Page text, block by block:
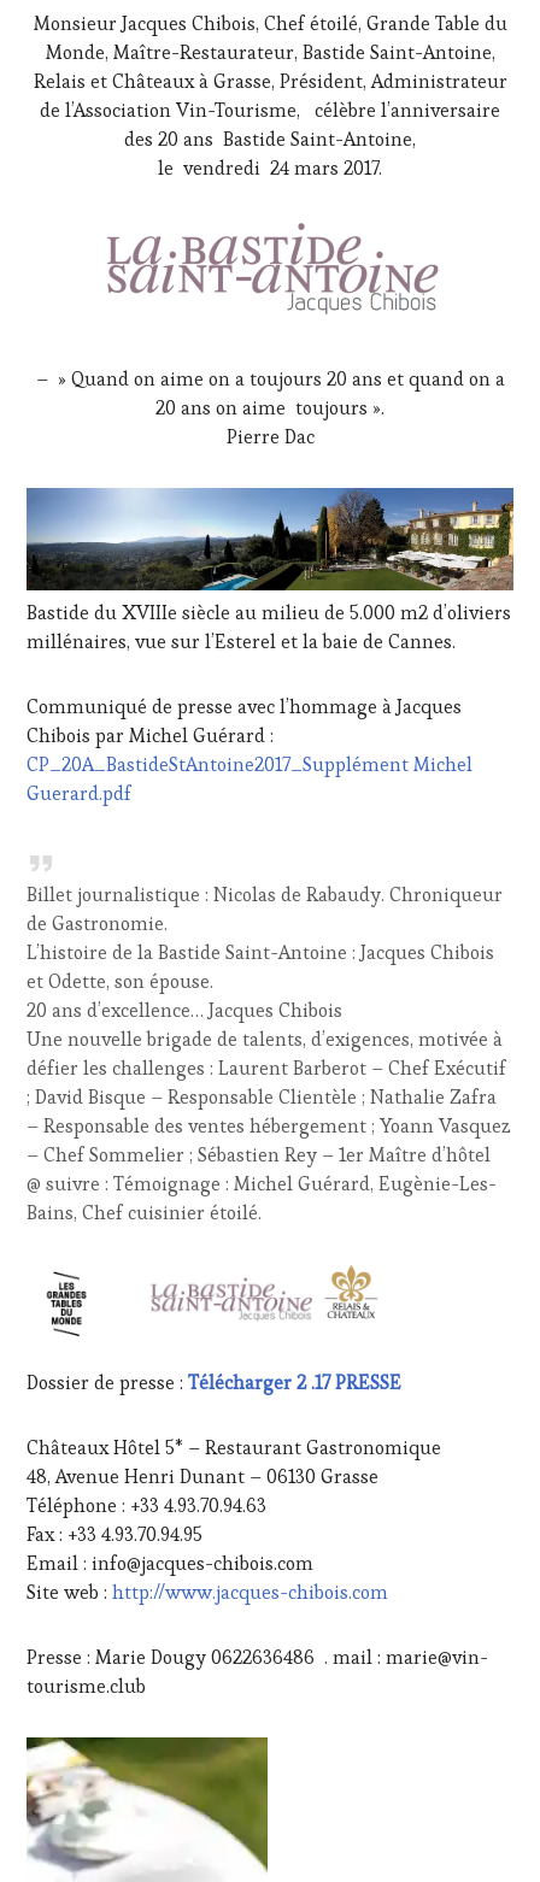
CUISINIER,
ŒNOLOGUE,
SOMMELIER,
SALONS
INTERNATIONAUX,
Monsieur Jacques Chibois, Chef étoilé, Grande Table du
Monde, Maître-Restaurateur, Bastide Saint-Antoine,
Relais et Châteaux à Grasse, Président, Administrateur
de l’Association Vin-Tourisme, célèbre l’anniversaire
des 20 ans Bastide Saint-Antoine,
le vendredi 24 mars 2017.
– » Quand on aime on a toujours 20 ans et quand on a
20 ans on aime toujours ».
Pierre Dac
Bastide du XVIIIe siècle au milieu de 5.000 m2 d’oliviers
millénaires, vue sur l’Esterel et la baie de Cannes.
Communiqué de presse avec l’hommage à Jacques
Chibois par Michel Guérard :
CP_20A_BastideStAntoine2017_Supplément Michel
Guerard.pdf
Billet journalistique : Nicolas de Rabaudy. Chroniqueur
de Gastronomie.
L’histoire de la Bastide Saint-Antoine : Jacques Chibois
et Odette, son épouse.
20 ans d’excellence… Jacques Chibois
Une nouvelle brigade de talents, d’exigences, motivée à
défier les challenges : Laurent Barberot – Chef Exécutif
; David Bisque – Responsable Clientèle ; Nathalie Zafra
– Responsable des ventes hébergement ; Yoann Vasquez
– Chef Sommelier ; Sébastien Rey – 1er Maître d’hôtel
@ suivre : Témoignage : Michel Guérard, Eugènie-Les-
Bains, Chef cuisinier étoilé.
Dossier de presse :Télécharger 2 .17 PRESSE
Châteaux Hôtel 5* – Restaurant Gastronomique
48, Avenue Henri Dunant – 06130 Grasse
Téléphone : +33 4.93.70.94.63
Fax : +33 4.93.70.94.95
Email : info@jacques-chibois.com
Site web :http://www.jacques-chibois.com
Presse : Marie Dougy 0622636486 . mail : marie@vin-
tourisme.club